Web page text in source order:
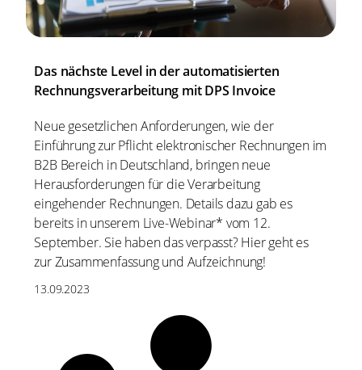
Das nächste Level in der automatisierten
Rechnungsverarbeitung mit DPS Invoice
Neue gesetzlichen Anforderungen, wie der
Einführung zur Pflicht elektronischer Rechnungen im
B2B Bereich in Deutschland, bringen neue
Herausforderungen für die Verarbeitung
eingehender Rechnungen. Details dazu gab es
bereits in unserem Live-Webinar* vom 12.
September. Sie haben das verpasst? Hier geht es
zur Zusammenfassung und Aufzeichnung!
13.09.2023